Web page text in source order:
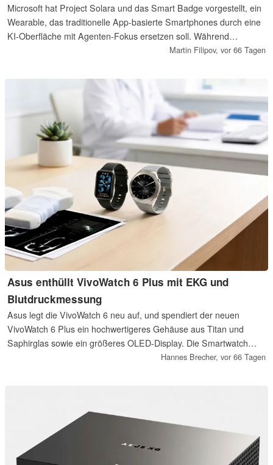
Microsoft hat Project Solara und das Smart Badge vorgestellt, ein
Wearable, das traditionelle App-basierte Smartphones durch eine
KI-Oberfläche mit Agenten-Fokus ersetzen soll. Während
Microsoft interne Tests startet und Pilotprojekte in Unternehmen
gegen OpenAIs mutmaßliches KI-Smartphone für 2027 ein. Das
deutet auf einen großen Wandel hin zu spezialisierter,
kontextbewusster Hardware hin.
Martin Filipov, vor 66 Tagen
Asus enthüllt VivoWatch 6 Plus mit EKG und
Blutdruckmessung
Asus legt die VivoWatch 6 neu auf, und spendiert der neuen
VivoWatch 6 Plus ein hochwertigeres Gehäuse aus Titan und
Saphirglas sowie ein größeres OLED-Display. Die Smartwatch
kann nach wie vor mit einer Blutdruckmessung und einem EKG
Hannes Brecher, vor 66 Tagen